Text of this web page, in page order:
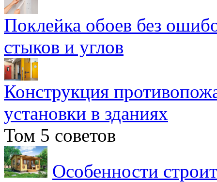
Поклейка обоев без
стыков и углов
Конструкция
установки в зданиях
Том 5 советов
Особенности